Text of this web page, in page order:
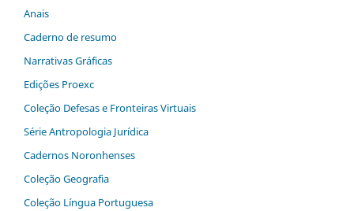
Anais
Caderno de resumo
Narrativas Gráficas
Edições Proexc
Coleção Defesas e Fronteiras Virtuais
Série Antropologia Jurídica
Cadernos Noronhenses
Coleção Geografia
Coleção Língua Portuguesa